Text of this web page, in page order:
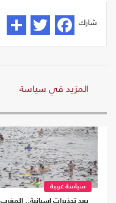
شارك
المزيد في سياسة
سياسة عربية
بعد تحذيرات إسبانية.. المغرب